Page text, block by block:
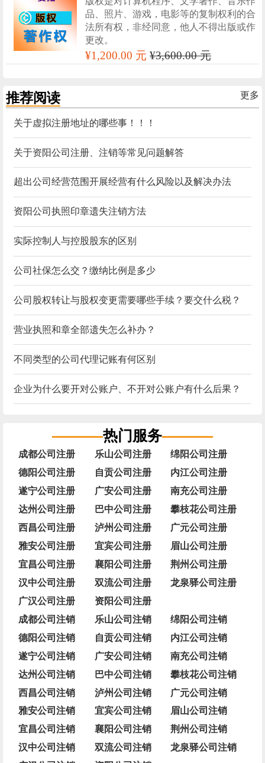
品、照片、游戏，电影等的复制权利的合
法所有权，非经同意，他人不得出版或作
更改。
¥1,200.00 元¥3,600.00 元
更多
推荐阅读
关于虚拟注册地址的哪些事！！！
关于资阳公司注册、注销等常见问题解答
超出公司经营范围开展经营有什么风险以及解决办法
资阳公司执照印章遗失注销方法
实际控制人与控股股东的区别
公司社保怎么交？缴纳比例是多少
公司股权转让与股权变更需要哪些手续？要交什么税？
营业执照和章全部遗失怎么补办？
不同类型的公司代理记账有何区别
企业为什么要开对公账户、不开对公账户有什么后果？
热门服务
成都公司注册 乐山公司注册
绵阳公司注册
德阳公司注册
自贡公司注册
内江公司注册
遂宁公司注册
广安公司注册
南充公司注册
达州公司注册
巴中公司注册
攀枝花公司注册
西昌公司注册
泸州公司注册
广元公司注册
雅安公司注册
宜宾公司注册
眉山公司注册
宜昌公司注册
襄阳公司注册
荆州公司注册
汉中公司注册
双流公司注册
龙泉驿公司注册
广汉公司注册
资阳公司注册
成都公司注销
乐山公司注销
绵阳公司注销
德阳公司注销
自贡公司注销
内江公司注销
遂宁公司注销
广安公司注销
南充公司注销
达州公司注销
巴中公司注销
攀枝花公司注销
西昌公司注销
泸州公司注销
广元公司注销
雅安公司注销
宜宾公司注销
眉山公司注销
宜昌公司注销
襄阳公司注销
荆州公司注销
汉中公司注销
双流公司注销
龙泉驿公司注销